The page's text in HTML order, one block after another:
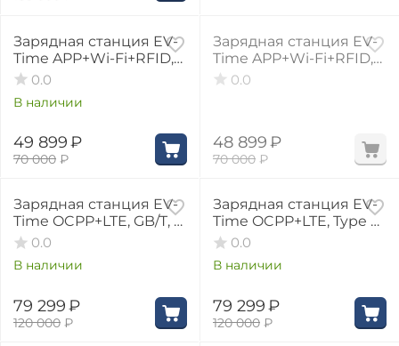
Зарядная станция EV-
Time APP+Wi-Fi+RFID,
GB/T, 3 фазы, 32А, 22
0.0
В наличии
70 000 ₽
49 899₽
Зарядная станция EV-
Time APP+Wi-Fi+RFID,
Type 2, 3 фазы, 32А, 22
0.0
70 000 ₽
48 899₽
Зарядная станция EV-
Time OCPP+LTE, GB/T, 3
фазы, 32А, 22 кВт
0.0
В наличии
120 000 ₽
79 299₽
Зарядная станция EV-
Time OCPP+LTE, Type 2,
3 фазы, 32А, 22 кВт
0.0
В наличии
120 000 ₽
79 299₽